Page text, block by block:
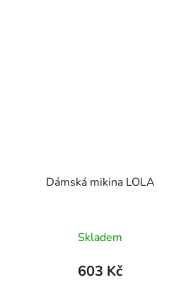
Dámská mikina LOLA
Skladem
603 Kč